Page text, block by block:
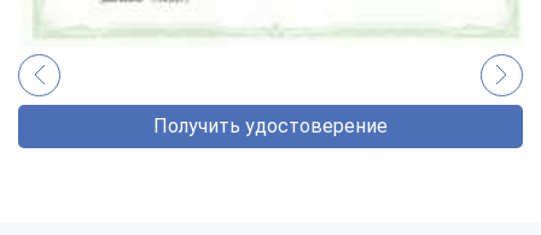
Получить удостоверение